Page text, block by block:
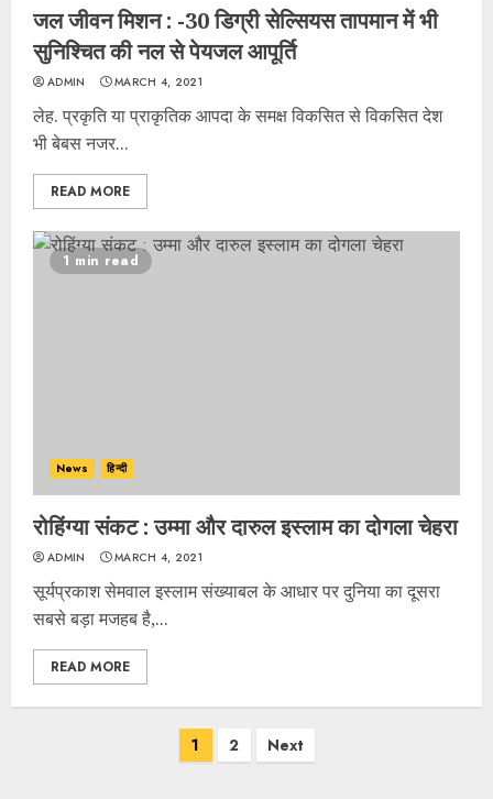
जल जीवन मिशन : -30 डिग्री सेल्सियस तापमान में भी
सुनिश्चित की नल से पेयजल आपूर्ति
ADMIN MARCH 4, 2021
लेह. प्रकृति या प्राकृतिक आपदा के समक्ष विकसित से विकसित देश
भी बेबस नजर...
READ MORE
1 min read
News हिन्दी
रोहिंग्या संकट : उम्मा और दारुल इस्लाम का दोगला चेहरा
ADMIN MARCH 4, 2021
सूर्यप्रकाश सेमवाल इस्लाम संख्याबल के आधार पर दुनिया का दूसरा
सबसे बड़ा मजहब है,...
READ MORE
1 2 Next